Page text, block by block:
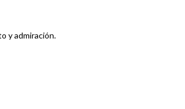
y admiración.